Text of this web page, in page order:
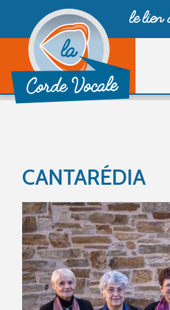
le lien
CANTARÉDIA